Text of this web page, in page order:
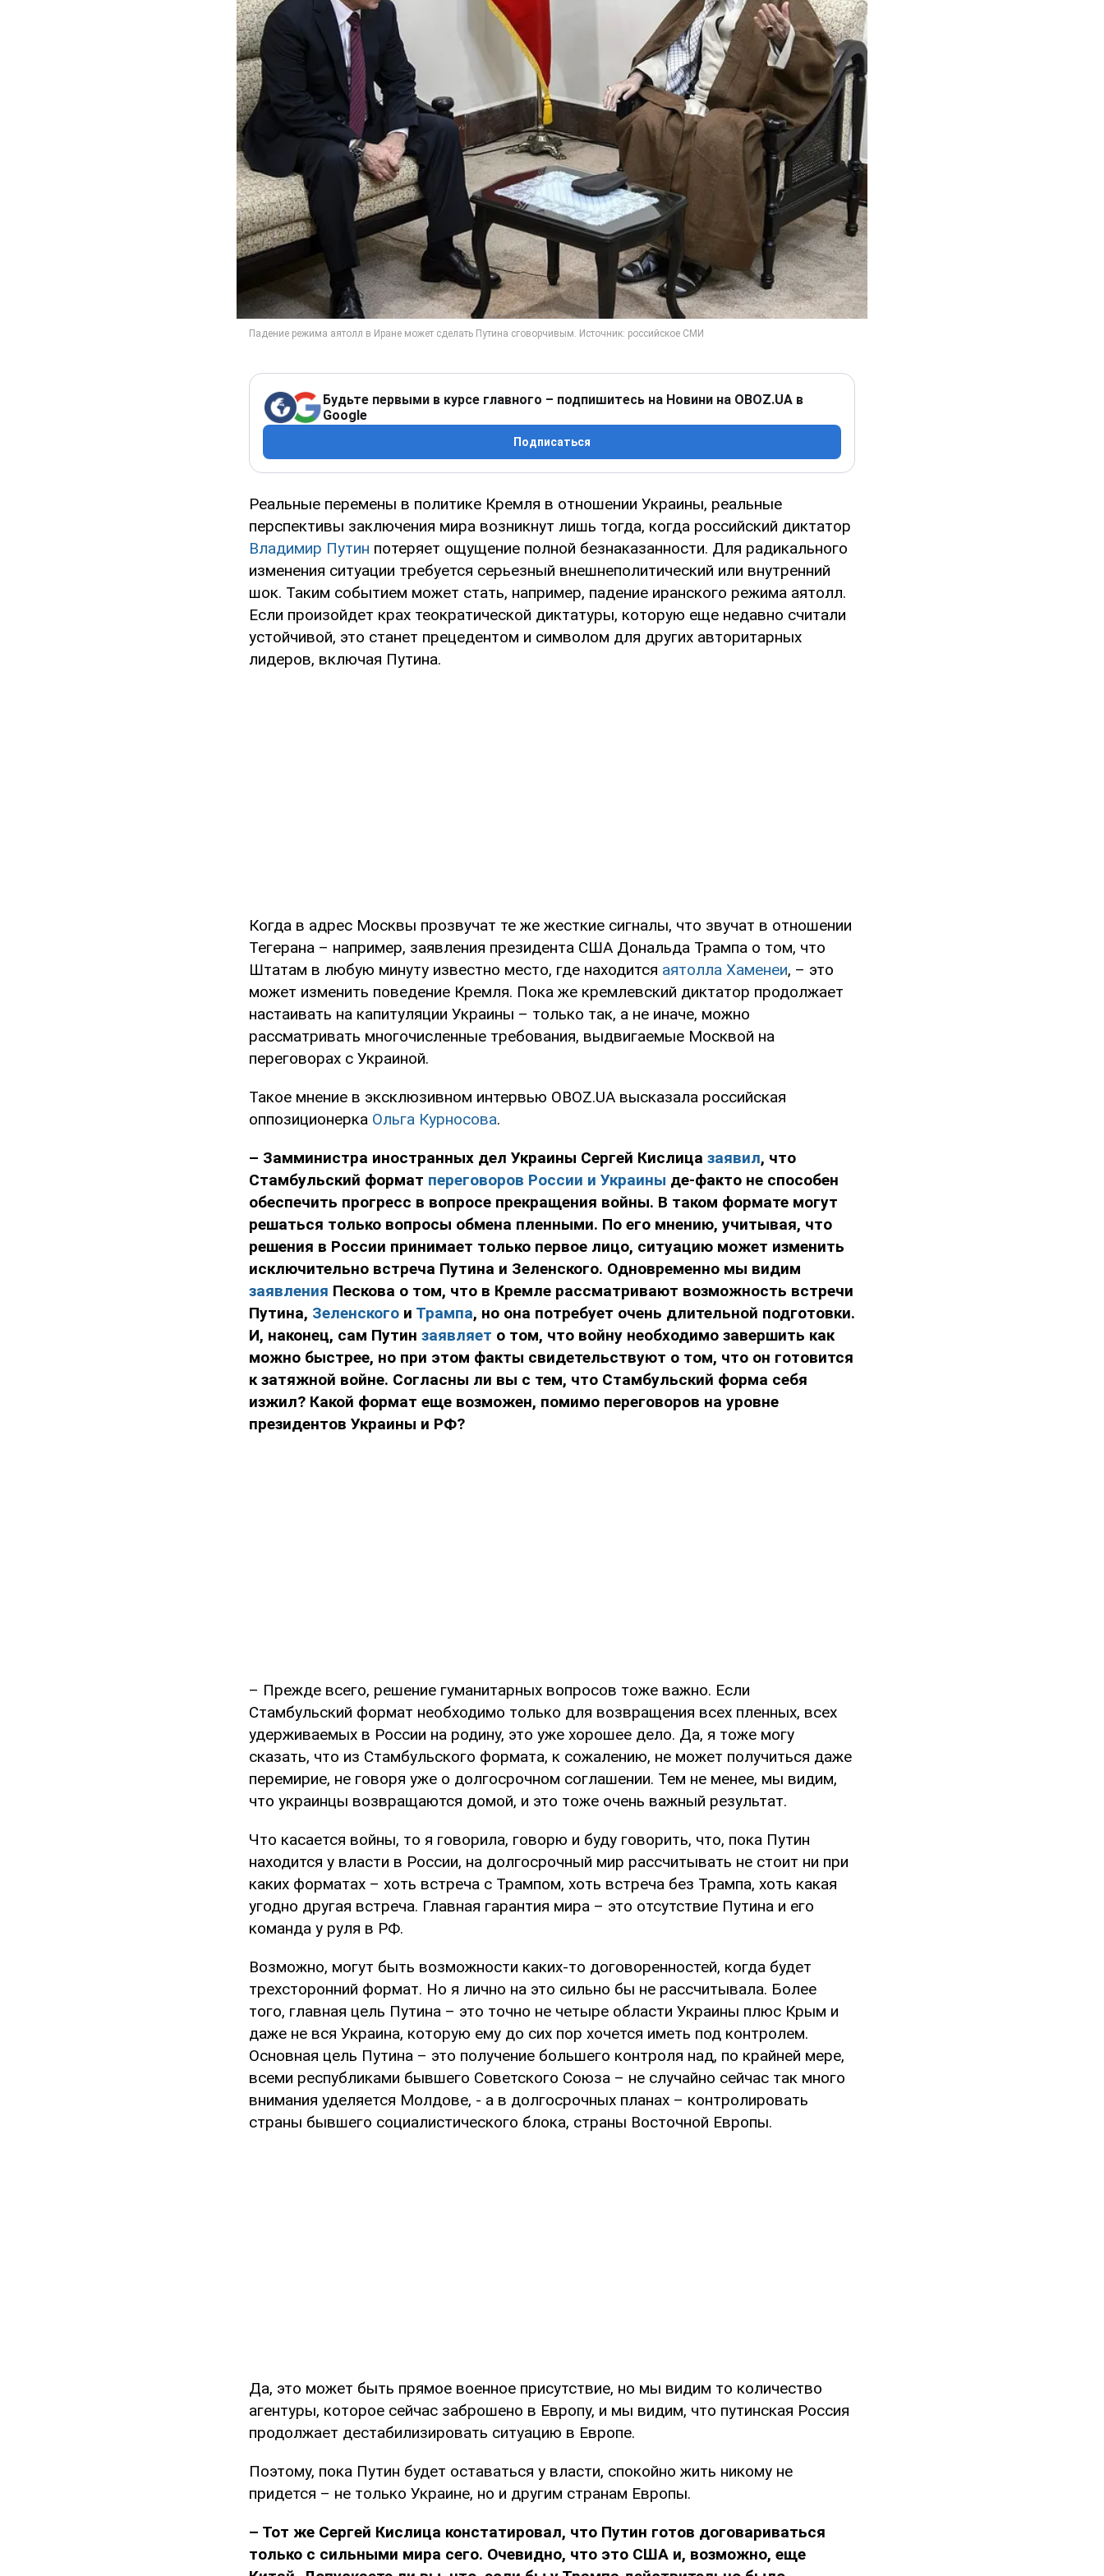
Будьте первыми в курсе главного – подпишитесь на Новини на OBOZ.UA в
Google
Подписаться
Реальные перемены в политике Кремля в отношении Украины, реальные
перспективы заключения мира возникнут лишь тогда, когда российский диктатор
Владимир Путин потеряет ощущение полной безнаказанности. Для радикального
изменения ситуации требуется серьезный внешнеполитический или внутренний
шок. Таким событием может стать, например, падение иранского режима аятолл.
Если произойдет крах теократической диктатуры, которую еще недавно считали
устойчивой, это станет прецедентом и символом для других авторитарных
лидеров, включая Путина.
Когда в адрес Москвы прозвучат те же жесткие сигналы, что звучат в отношении
Тегерана – например, заявления президента США Дональда Трампа о том, что
Штатам в любую минуту известно место, где находится аятолла Хаменеи, – это
может изменить поведение Кремля. Пока же кремлевский диктатор продолжает
настаивать на капитуляции Украины – только так, а не иначе, можно
рассматривать многочисленные требования, выдвигаемые Москвой на
переговорах с Украиной.
Такое мнение в эксклюзивном интервью OBOZ.UA высказала российская
оппозиционерка Ольга Курносова.
– Замминистра иностранных дел Украины Сергей Кислица заявил, что
Стамбульский формат переговоров России и Украины де-факто не способен
обеспечить прогресс в вопросе прекращения войны. В таком формате могут
решаться только вопросы обмена пленными. По его мнению, учитывая, что
решения в России принимает только первое лицо, ситуацию может изменить
исключительно встреча Путина и Зеленского. Одновременно мы видим
заявления Пескова о том, что в Кремле рассматривают возможность встречи
Путина, Зеленского и Трампа, но она потребует очень длительной подготовки.
И, наконец, сам Путин заявляет о том, что войну необходимо завершить как
можно быстрее, но при этом факты свидетельствуют о том, что он готовится
к затяжной войне. Согласны ли вы с тем, что Стамбульский форма себя
изжил? Какой формат еще возможен, помимо переговоров на уровне
президентов Украины и РФ?
– Прежде всего, решение гуманитарных вопросов тоже важно. Если
Стамбульский формат необходимо только для возвращения всех пленных, всех
удерживаемых в России на родину, это уже хорошее дело. Да, я тоже могу
сказать, что из Стамбульского формата, к сожалению, не может получиться даже
перемирие, не говоря уже о долгосрочном соглашении. Тем не менее, мы видим,
что украинцы возвращаются домой, и это тоже очень важный результат.
Что касается войны, то я говорила, говорю и буду говорить, что, пока Путин
находится у власти в России, на долгосрочный мир рассчитывать не стоит ни при
каких форматах – хоть встреча с Трампом, хоть встреча без Трампа, хоть какая
угодно другая встреча. Главная гарантия мира – это отсутствие Путина и его
команда у руля в РФ.
Возможно, могут быть возможности каких-то договоренностей, когда будет
трехсторонний формат. Но я лично на это сильно бы не рассчитывала. Более
того, главная цель Путина – это точно не четыре области Украины плюс Крым и
даже не вся Украина, которую ему до сих пор хочется иметь под контролем.
Основная цель Путина – это получение большего контроля над, по крайней мере,
всеми республиками бывшего Советского Союза – не случайно сейчас так много
внимания уделяется Молдове, - а в долгосрочных планах – контролировать
страны бывшего социалистического блока, страны Восточной Европы.
Да, это может быть прямое военное присутствие, но мы видим то количество
агентуры, которое сейчас заброшено в Европу, и мы видим, что путинская Россия
продолжает дестабилизировать ситуацию в Европе.
Поэтому, пока Путин будет оставаться у власти, спокойно жить никому не
придется – не только Украине, но и другим странам Европы.
– Тот же Сергей Кислица констатировал, что Путин готов договариваться
только с сильными мира сего. Очевидно, что это США и, возможно, еще